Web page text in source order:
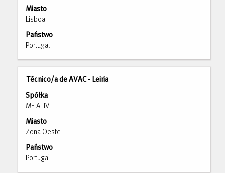
Miasto
Lisboa
Państwo
Portugal
aby
wyświetlić
pełną
treść
oferty
pracy.
Tytuł
Técnico/a de AVAC - Leiria
Spółka
ME ATIV
Miasto
Zona Oeste
Państwo
Portugal
Zaznacz
za
pomocą
aby
wyświetlić
pełną
treść